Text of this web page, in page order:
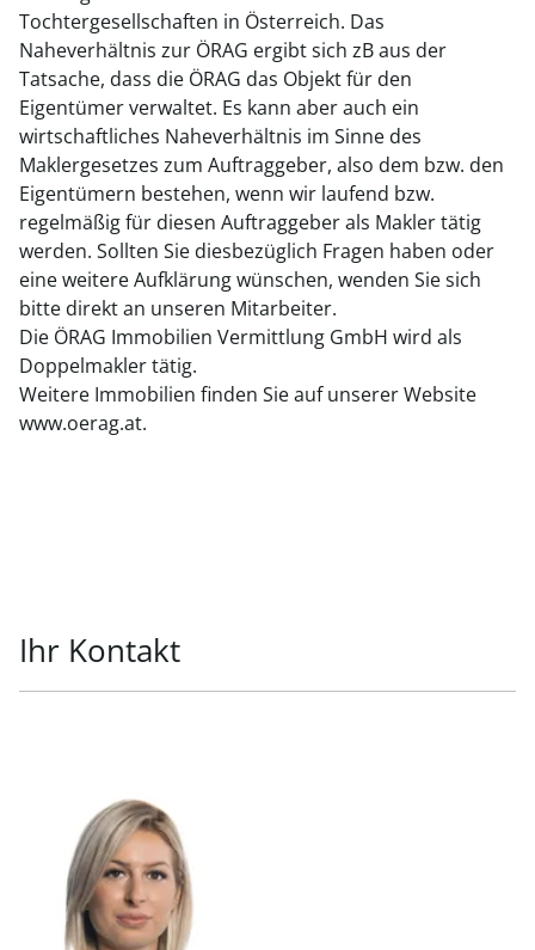
Tochtergesellschaften in Österreich. Das
Naheverhältnis zur ÖRAG ergibt sich zB aus der
Tatsache, dass die ÖRAG das Objekt für den
Eigentümer verwaltet. Es kann aber auch ein
wirtschaftliches Naheverhältnis im Sinne des
Maklergesetzes zum Auftraggeber, also dem bzw. den
Eigentümern bestehen, wenn wir laufend bzw.
regelmäßig für diesen Auftraggeber als Makler tätig
werden. Sollten Sie diesbezüglich Fragen haben oder
eine weitere Aufklärung wünschen, wenden Sie sich
bitte direkt an unseren Mitarbeiter.
Die ÖRAG Immobilien Vermittlung GmbH wird als
Doppelmakler tätig.
Weitere Immobilien finden Sie auf unserer Website
www.oerag.at.
Ihr Kontakt